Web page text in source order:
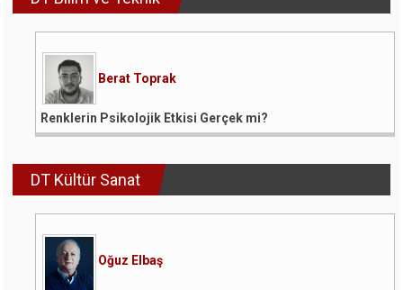
Berat Toprak
Renklerin Psikolojik Etkisi Gerçek mi?
DT Kültür Sanat
Oğuz Elbaş